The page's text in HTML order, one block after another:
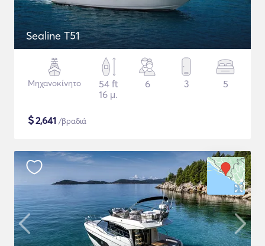
Sealine T51
Μηχανοκίνητο
54 ft
16 μ.
6 3 5
$2,641 /βραδιά